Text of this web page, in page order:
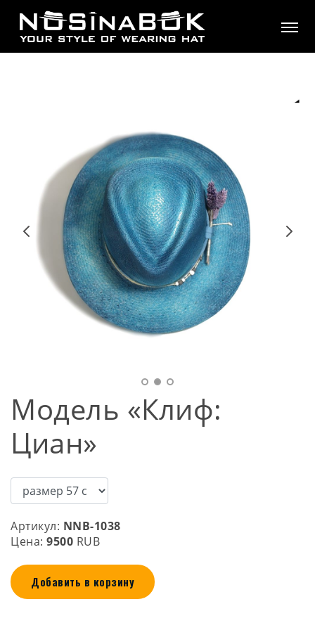
Модель «Клиф:
Циан»
Артикул: NNB-1038
Цена: 9500 RUB
Добавить в корзину